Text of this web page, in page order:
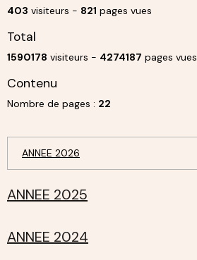
403 visiteurs - 821 pages vues
Total
1590178 visiteurs - 4274187 pages vues
Contenu
Nombre de pages : 22
ANNEE 2026
ANNEE 2025
ANNEE 2024